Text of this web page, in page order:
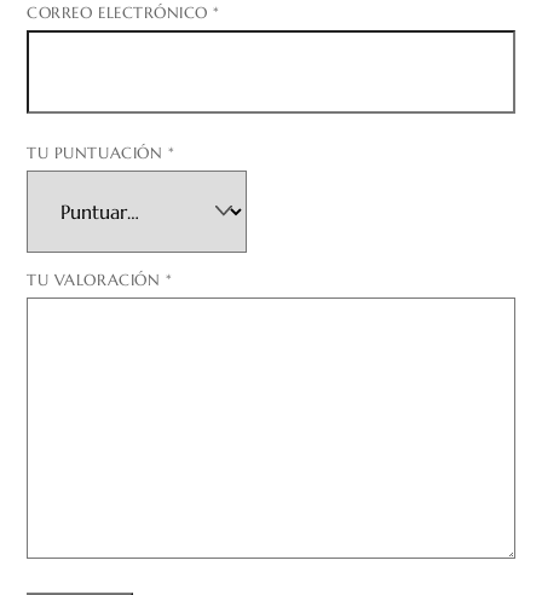
CORREO ELECTRÓNICO*
TU PUNTUACIÓN *
TU VALORACIÓN *